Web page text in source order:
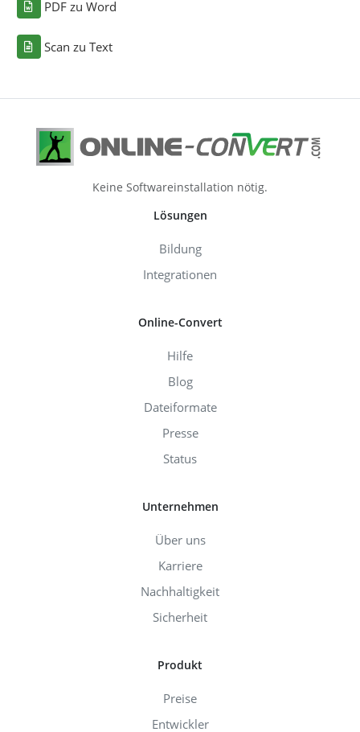
PDF zu Word
Scan zu Text
Keine Softwareinstallation nötig.
Lösungen
Bildung
Integrationen
Online-Convert
Hilfe
Blog
Dateiformate
Presse
Status
Unternehmen
Über uns
Karriere
Nachhaltigkeit
Sicherheit
Produkt
Preise
Entwickler